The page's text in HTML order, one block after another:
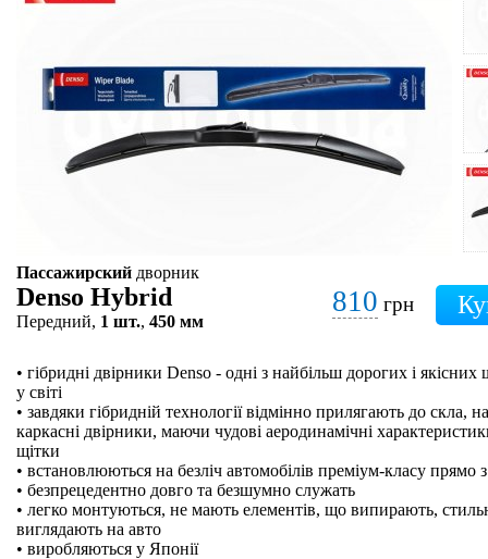
Пассажирский дворник
Denso Hybrid
Передний, 1 шт., 450 мм
810 грн
• гібридні двірники Denso - одні з найбільш дорогих і
у світі
• завдяки гібридній технології відмінно прилягають до скла,
каркасні двірники, маючи чудові аеродинамічні
щітки
• встановлюються на безліч автомобілів преміум-класу прямо
• безпрецедентно довго та безшумно служать
• легко монтуються, не мають елементів, що випирають,
виглядають на авто
• виробляються у Японії